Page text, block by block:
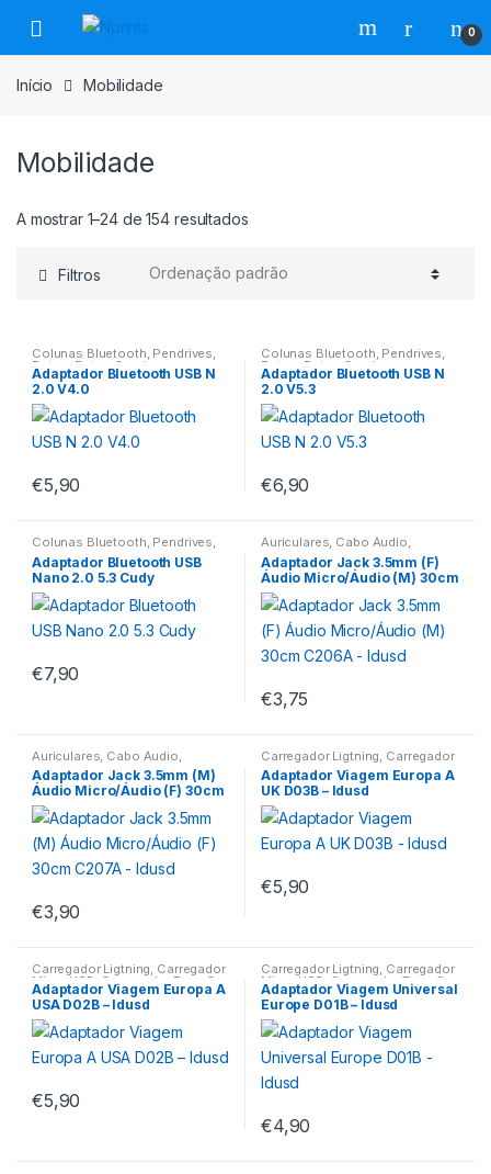
para
navegação
para
o
conteúdo
0
Início Mobilidade
Mobilidade
A mostrar 1–24 de 154 resultados
Filtros
Colunas Bluetooth, Pendrives,
Ratos, Ratos Gaming
Adaptador Bluetooth USB N
2.0 V4.0
€5,90
Colunas Bluetooth, Pendrives,
Ratos, Ratos Gaming
Adaptador Bluetooth USB N
2.0 V5.3
€6,90
Colunas Bluetooth, Pendrives,
Ratos, Teclados
Adaptador Bluetooth USB
Nano 2.0 5.3 Cudy
€7,90
Auriculares, Cabo Áudio,
Headsets Gaming
Adaptador Jack 3.5mm (F)
Áudio Micro/Áudio (M) 30cm
C206A – Idusd
€3,75
Auriculares Cabo Áudio
Headsets Gaming
Adaptador Jack 3.5mm (M)
Áudio Micro/Áudio (F) 30cm
C207A – Idusd
€3,90
Carregador Ligtning Carregador
Micro USB Carregador Type-C
UPS/Tomadas
Adaptador Viagem Europa A
UK D03B – Idusd
€5,90
Carregador Ligtning, Carregador
Micro USB Carregador Type-C
UPS/Tomadas
Adaptador Viagem Europa A
USA D02B – Idusd
€5,90
Carregador Ligtning, Carregador
Micro USB Carregador Type-C
UPS/Tomadas
Adaptador Viagem Universal
Europe D01B – Idusd
€4,90